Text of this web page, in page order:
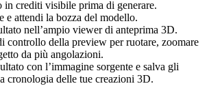
in crediti visibile prima di generare.
e attendi la bozza del modello.
nell’ampio viewer di anteprima 3D.
controllo della preview per ruotare, zoomare
da più angolazioni.
con l’immagine sorgente e salva gli
cronologia delle tue creazioni 3D.